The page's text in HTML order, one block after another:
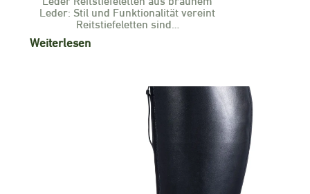
Leder: Stil und Funktionalität vereint
Reitstiefeletten sind…
Weiterlesen